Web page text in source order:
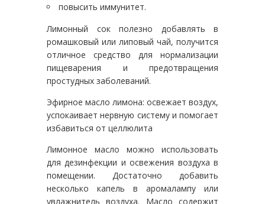
повысить иммунитет.
Лимонный сок полезно добавлять в
ромашковый или липовый чай, получится
отличное средство для нормализации
пищеварения и предотвращения
простудных заболеваний.
Эфирное масло лимона: освежает воздух,
успокаивает нервную систему и помогает
избавиться от целлюлита
Лимонное масло можно использовать
для дезинфекции и освежения воздуха в
помещении. Достаточно добавить
несколько капель в аромалампу или
увлажнитель воздуха. Масло содержит